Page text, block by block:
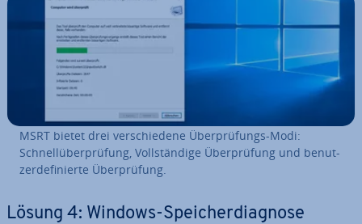
MSRT bietet drei ver­schie­de­ne Über­prü­fungs-Modi:
Schnell­über­prü­fung, Voll­stän­di­ge Über­prü­fung und be­nut­
zer­de­fi­nier­te Über­prü­fung.
Lösung 4: Windows-Spei­cher­dia­gno­se